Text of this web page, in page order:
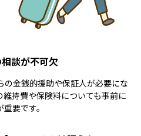
談が不可欠
の金銭的援助や保証人が必要にな
持費や保険料についても事前に
要です。